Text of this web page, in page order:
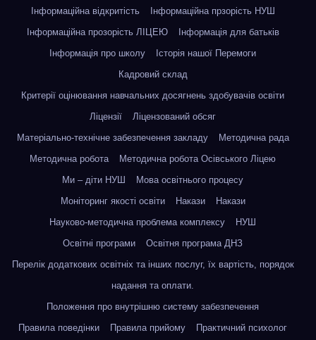
Інформаційна відкритість
Інформаційна прзорість НУШ
Інформаційна прозорість ЛІЦЕЮ
Інформація для батьків
Інформація про школу
Історія нашої Перемоги
Кадровий склад
Критерії оцінювання навчальних досягнень здобувачів освіти
Ліцензії
Ліцензований обсяг
Матеріально-технічне забезпечення закладу
Методична рада
Методична робота
Методична робота Осівського Ліцею
Ми – діти НУШ
Мова освітнього процесу
Моніторинг якості освіти
Накази
Накази
Науково-методична проблема комплексу
НУШ
Освітні програми
Освітня програма ДНЗ
Перелік додаткових освітніх та інших послуг, їх вартість, порядок
надання та оплати.
Положення про внутрішню систему забезпечення
Правила поведінки
Правила прийому Практичний психолог